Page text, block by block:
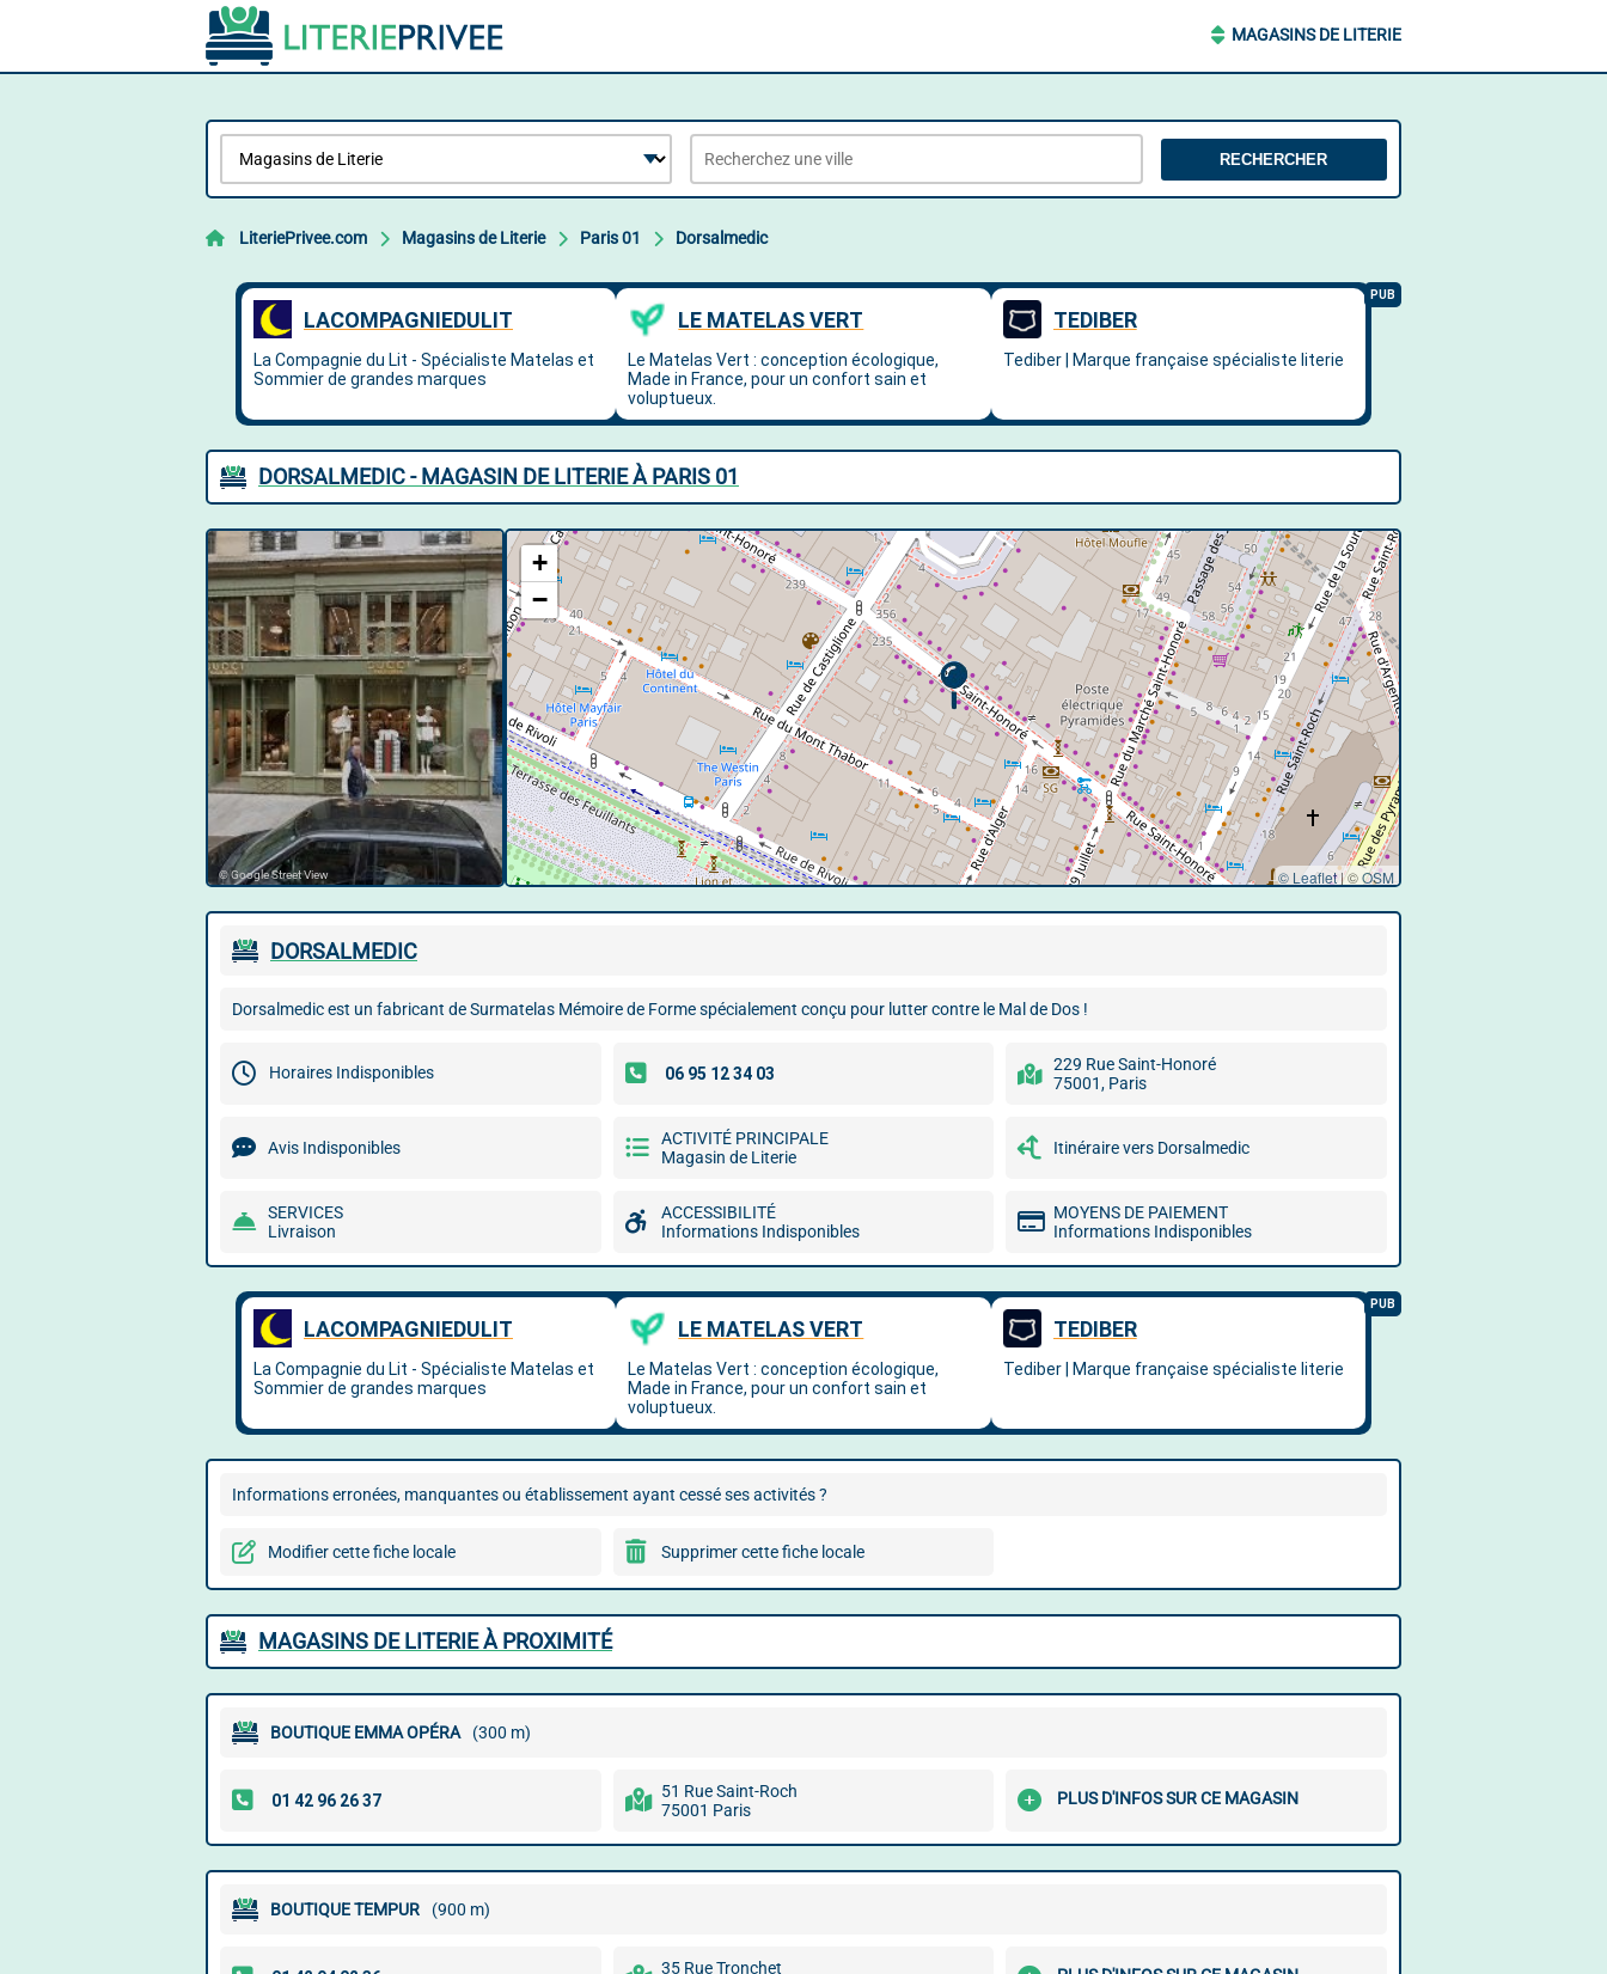
MAGASINS DE LITERIE
RECHERCHER
LiteriePrivee.com Magasins de Literie Paris 01 Dorsalmedic
DORSALMEDIC - MAGASIN DE LITERIE À PARIS 01
© Google Street View
+
−
© Leaflet|©OSM
DORSALMEDIC
Dorsalmedic est un fabricant de Surmatelas Mémoire de Forme spécialement conçu pour lutter contre le Mal de Dos !
Horaires Indisponibles
229 Rue Saint-Honoré
75001, Paris
Avis Indisponibles
ACTIVITÉ PRINCIPALE
Magasin de Literie
Itinéraire vers Dorsalmedic
SERVICES
Livraison
ACCESSIBILITÉ
Informations Indisponibles
MOYENS DE PAIEMENT
Informations Indisponibles
Informations erronées, manquantes ou établissement ayant cessé ses activités ?
Modifier cette fiche locale Supprimer cette fiche locale
MAGASINS DE LITERIE À PROXIMITÉ
BOUTIQUE EMMA OPÉRA (300 m)
51 Rue Saint-Roch
75001 Paris
PLUS D'INFOS SUR CE MAGASIN
BOUTIQUE TEMPUR (900 m)
35 Rue Tronchet